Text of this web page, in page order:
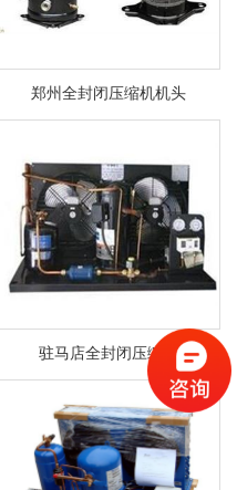
郑州全封闭压缩机机头
驻马店全封闭压缩机